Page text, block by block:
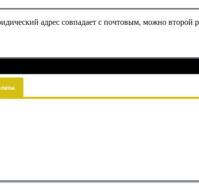
адрес совпадает с почтовым, можно второй